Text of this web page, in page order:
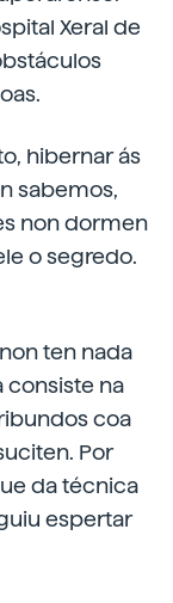
Xeral de
hibernar ás
sabemos,
non dormen
o segredo.
ten nada
consiste na
coa
Por
da técnica
espertar